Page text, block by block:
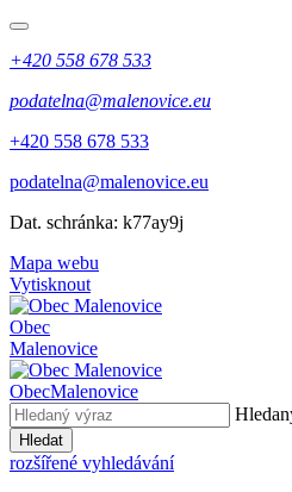
+420 558 678 533
podatelna@malenovice.eu
+420 558 678 533
podatelna@malenovice.eu
Dat. schránka: k77ay9j
Mapa webu
Vytisknout
Obec
Malenovice
ObecMalenovice
Hledat
rozšířené vyhledávání